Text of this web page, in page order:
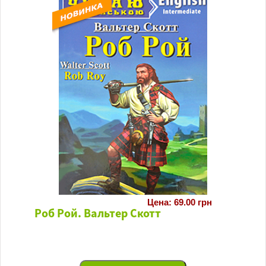
Роб Рой. Вальтер Скотт
Цена: 69.00 грн